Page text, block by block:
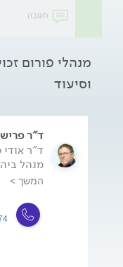
תגובה
מנהלי פורום
וסיעוד
ד"ר
ד"ר
מנהל
המשך >